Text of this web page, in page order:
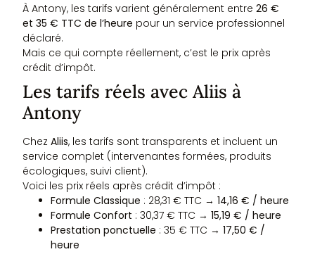
À Antony, les tarifs varient généralement entre26 €
et 35 € TTC de l’heure pour un service professionnel
déclaré.
Mais ce qui compte réellement, c’est le prix après
crédit d’impôt.
Les tarifs réels avec Aliis à
Antony
ChezAliis, les tarifs sont transparents et incluent un
service complet (intervenantes formées, produits
écologiques, suivi client).
Voici les prix réels après crédit d’impôt :
Formule Classique : 28,31 € TTC →14,16 € / heure
Formule Confort : 30,37 € TTC →15,19 € / heure
Prestation ponctuelle : 35 € TTC →17,50 € /
heure